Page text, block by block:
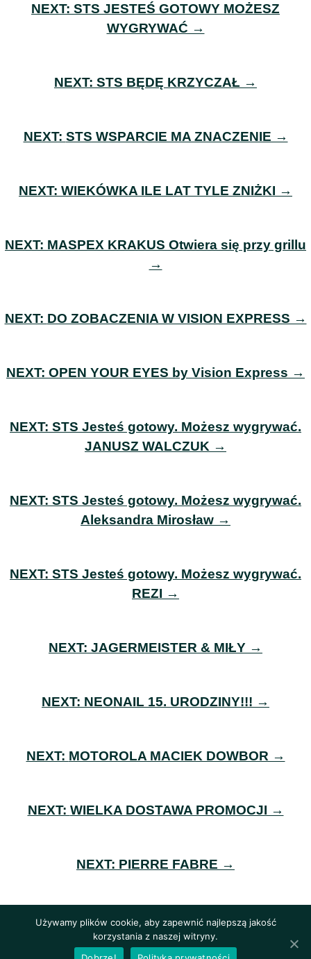
NEXT: STS JESTEŚ GOTOWY MOŻESZ
WYGRYWAĆ →
NEXT: STS BĘDĘ KRZYCZAŁ →
NEXT: STS WSPARCIE MA ZNACZENIE →
NEXT: WIEKÓWKA ILE LAT TYLE ZNIŻKI →
NEXT: MASPEX KRAKUS Otwiera się przy grillu
→
NEXT: DO ZOBACZENIA W VISION EXPRESS →
NEXT: OPEN YOUR EYES by Vision Express →
NEXT: STS Jesteś gotowy. Możesz wygrywać.
JANUSZ WALCZUK →
NEXT: STS Jesteś gotowy. Możesz wygrywać.
Aleksandra Mirosław →
NEXT: STS Jesteś gotowy. Możesz wygrywać.
REZI →
NEXT: JAGERMEISTER & MIŁY →
NEXT: NEONAIL 15. URODZINY!!! →
NEXT: MOTOROLA MACIEK DOWBOR →
NEXT: WIELKA DOSTAWA PROMOCJI →
NEXT: PIERRE FABRE →
SZUT SZUT STUDIO© 2023 /Polityka prywatności/
Używamy plików cookie, aby zapewnić najlepszą jakość
korzystania z naszej witryny.